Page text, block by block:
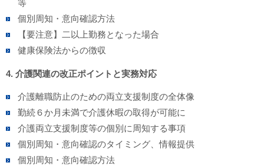
等
個別周知・意向確認方法
【要注意】二以上勤務となった場合
健康保険法からの徴収
4. 介護関連の改正ポイントと実務対応
介護離職防止のための両立支援制度の全体像
勤続６か月未満で介護休暇の取得が可能に
介護両立支援制度等の個別に周知する事項
個別周知・意向確認のタイミング、情報提供
個別周知・意向確認方法